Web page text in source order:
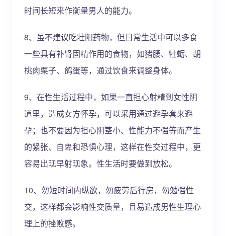
时间长短来作衡量男人的能力。
8、虽不建议吃壮阳药物，但日常生活中可以多食
一些具有补肾固精作用的食物，如猪腰、牡蛎、胡
桃肉栗子、鸽蛋等，通过饮食来调整身体。
9、在性生活过程中，如果一直担心射精到女性阴
道里，造成女方怀孕，可以采用通过避孕套来避
孕；也不要因为担心阴茎小、性能力不强等而产生
的紧张、自卑和恐惧心理，这样在性交过程中，更
容易出现早射现象。性生活时要做到放松。
10、勿短时间内纵欲，勿疲劳后行房，勿勉强性
交，这样都会影响性交质量，且易造成男性生理心
理上的挫败感。